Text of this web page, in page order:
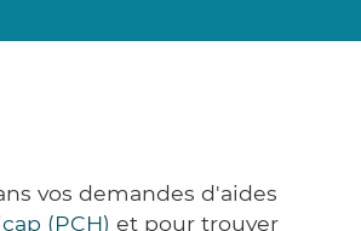
vos demandes d'aides
(PCH) et pour trouver